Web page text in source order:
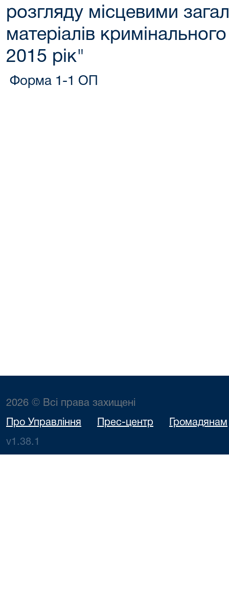
розгляду місцевими
матеріалів
2015 рік"
Форма 1-1 ОП
2026 © Всі права захищені
Про Управління Прес-центр Громадянам
v1.38.1